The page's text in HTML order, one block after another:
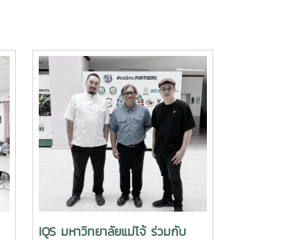
IQS มหาวิทยาลัยแม่โจ้ ร่วมกับ